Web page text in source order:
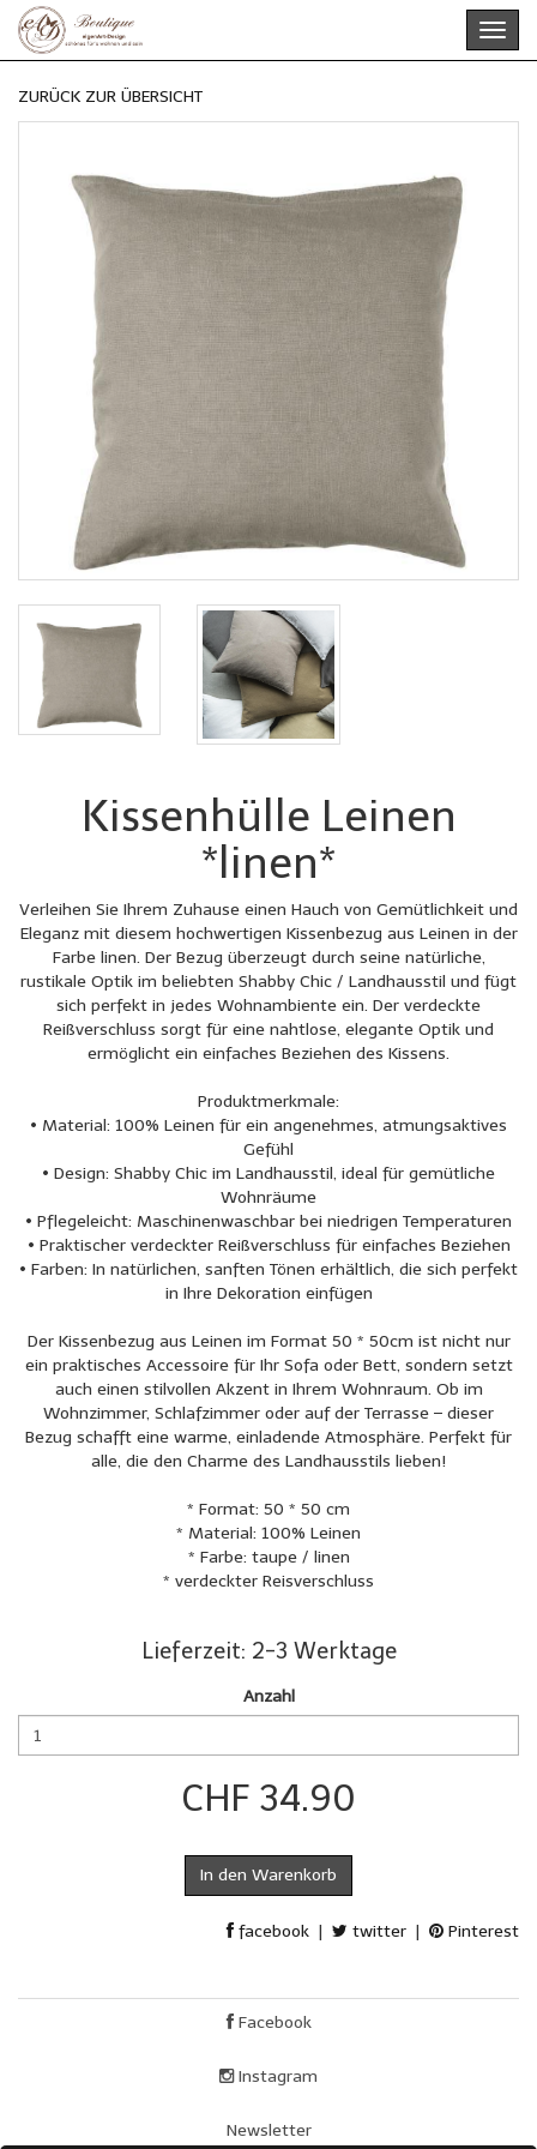
Skip
main
ZURÜCK ZUR ÜBERSICHT
Kissenhülle Leinen
*linen*
Verleihen Sie Ihrem Zuhause einen Hauch von Gemütlichkeit und
Eleganz mit diesem hochwertigen Kissenbezug aus Leinen in der
Farbe linen. Der Bezug überzeugt durch seine natürliche,
rustikale Optik im beliebten Shabby Chic / Landhausstil und fügt
sich perfekt in jedes Wohnambiente ein. Der verdeckte
Reißverschluss sorgt für eine nahtlose, elegante Optik und
ermöglicht ein einfaches Beziehen des Kissens.
Produktmerkmale:
• Material: 100% Leinen für ein angenehmes, atmungsaktives
Gefühl
• Design: Shabby Chic im Landhausstil, ideal für gemütliche
Wohnräume
• Pflegeleicht: Maschinenwaschbar bei niedrigen Temperaturen
• Praktischer verdeckter Reißverschluss für einfaches Beziehen
• Farben: In natürlichen, sanften Tönen erhältlich, die sich perfekt
in Ihre Dekoration einfügen
Der Kissenbezug aus Leinen im Format 50 * 50cm ist nicht nur
ein praktisches Accessoire für Ihr Sofa oder Bett, sondern setzt
auch einen stilvollen Akzent in Ihrem Wohnraum. Ob im
Wohnzimmer, Schlafzimmer oder auf der Terrasse – dieser
Bezug schafft eine warme, einladende Atmosphäre. Perfekt für
alle, die den Charme des Landhausstils lieben!
* Format: 50 * 50 cm
* Material: 100% Leinen
* Farbe: taupe / linen
* verdeckter Reisverschluss
Lieferzeit: 2-3 Werktage
Anzahl
CHF 34.90
In den Warenkorb
facebook | twitter | Pinterest
Facebook
Instagram
Newsletter